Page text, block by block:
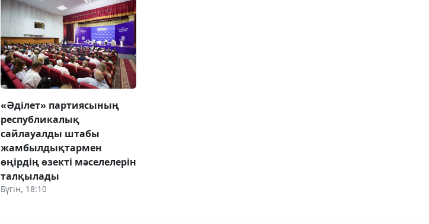
«Әділет» партиясының
республикалық
сайлауалды штабы
жамбылдықтармен
өңірдің өзекті мәселелерін
талқылады
Бүгін, 18:10